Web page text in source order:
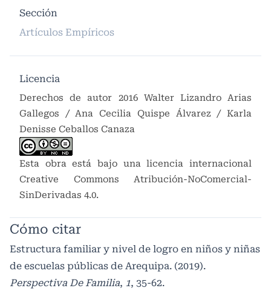
Sección
Artículos Empíricos
Licencia
Derechos de autor 2016 Walter Lizandro Arias
Gallegos / Ana Cecilia Quispe Álvarez / Karla
Denisse Ceballos Canaza
Esta obra está bajo una licencia internacional
Creative Commons Atribución-NoComercial-
SinDerivadas 4.0.
Cómo citar
Estructura familiar y nivel de logro en niños y niñas
de escuelas públicas de Arequipa. (2019).
Perspectiva De Familia, 1, 35-62.